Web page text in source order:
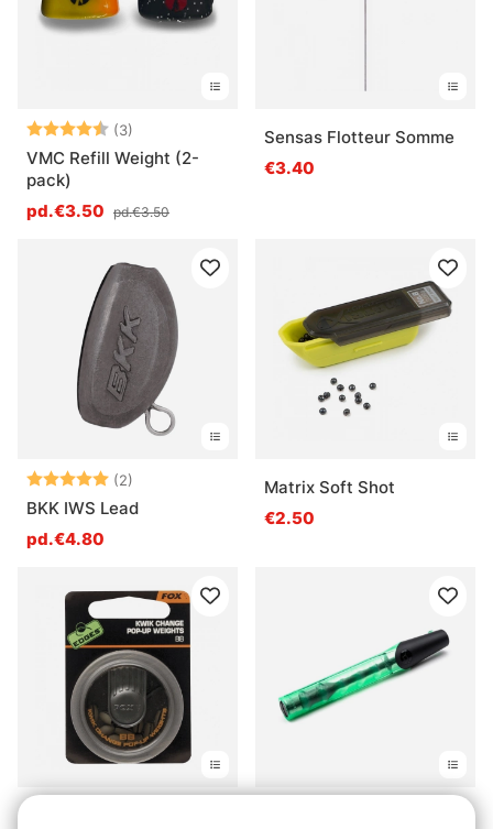
Note: (3)
VMC Refill Weight (2-
pack)
pd.€3.50 pd.€3.50
Sensas Flotteur Somme
€3.40
Note: (2)
BKK IWS Lead
pd.€4.80
Matrix Soft Shot
€2.50